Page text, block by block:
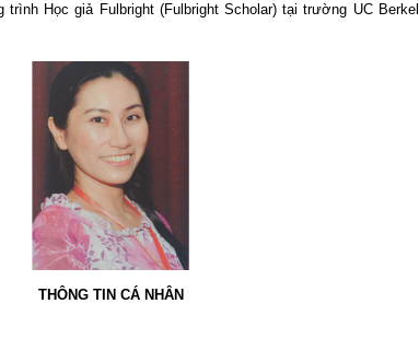
Học giả Fulbright (Fulbright Scholar) tại trường UC
THÔNG TIN CÁ NHÂN